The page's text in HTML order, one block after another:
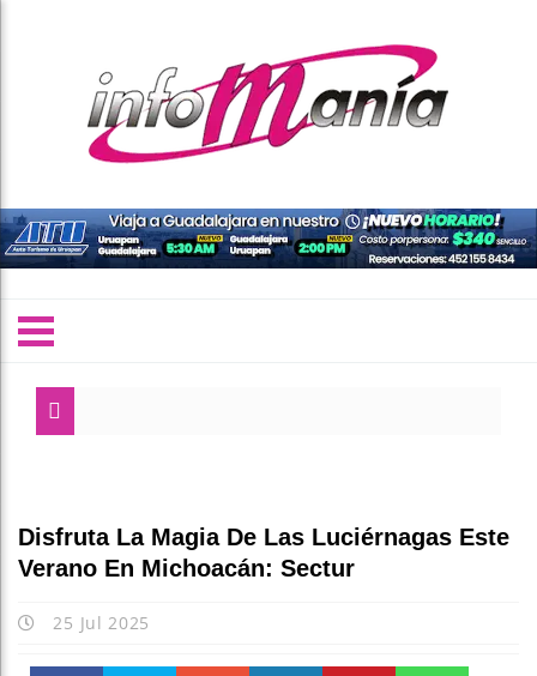
Disfruta La Magia De Las Luciérnagas Este
Verano En Michoacán: Sectur
25 Jul 2025